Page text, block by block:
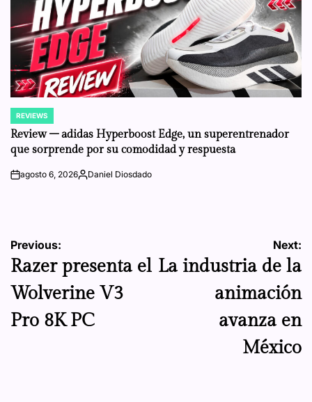
POSTED
IN
REVIEWS
Review – adidas Hyperboost Edge, un superentrenador
que sorprende por su comodidad y respuesta
onagosto 6, 2026Posted
Daniel Diosdado
Navegación
de
entradas
Previous:
Razer presenta el
Wolverine V3
Pro 8K PC
Next:
La industria de la
animación
avanza en
México